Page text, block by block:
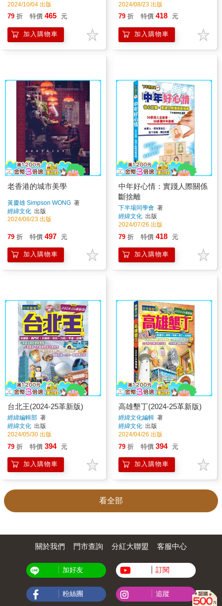
2024/10/04 出版
79 折 特價 465 元
加入購物車
2024/08/23 出版
79 折 特價 418 元
加入購物車
老香港的城市美學
黃慶雄 Simpson WONG 著
經緯文化 出版
2024/08/23 出版
79 折 特價 497 元
加入購物車
中年好心情：實踐人際關係
斷捨離
下半場同學會 著
經緯文化 出版
2024/07/26 出版
79 折 特價 418 元
加入購物車
台北王(2024-25革新版)
經緯編輯部 著
經緯文化 出版
2024/05/30 出版
79 折 特價 394 元
加入購物車
高雄墾丁(2024-25革新版)
經緯文化編輯 著
經緯文化 出版
2024/04/26 出版
79 折 特價 394 元
加入購物車
看全部
關於我們 門市查詢 分紅大聯盟 客服中心
加好友 訂閱
粉絲團 追蹤